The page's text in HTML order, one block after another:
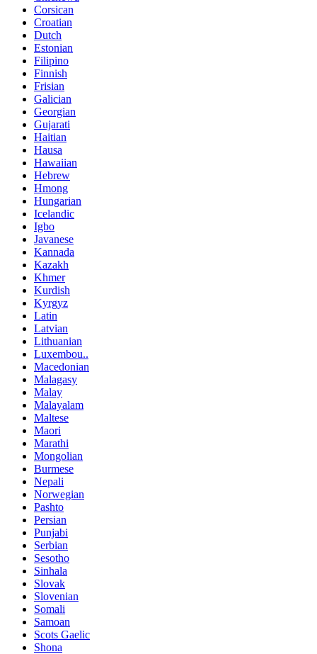
Corsican
Croatian
Dutch
Estonian
Filipino
Finnish
Frisian
Galician
Georgian
Gujarati
Haitian
Hausa
Hawaiian
Hebrew
Hmong
Hungarian
Icelandic
Igbo
Javanese
Kannada
Kazakh
Khmer
Kurdish
Kyrgyz
Latin
Latvian
Lithuanian
Luxembou..
Macedonian
Malagasy
Malay
Malayalam
Maltese
Maori
Marathi
Mongolian
Burmese
Nepali
Norwegian
Pashto
Persian
Punjabi
Serbian
Sesotho
Sinhala
Slovak
Slovenian
Somali
Samoan
Scots Gaelic
Shona